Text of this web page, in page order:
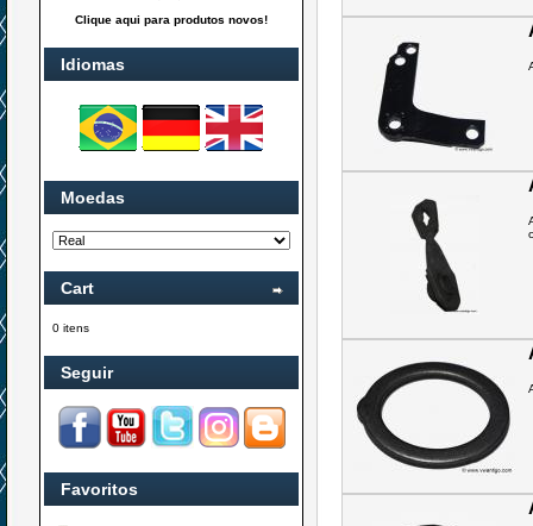
Clique aqui para produtos novos!
Idiomas
Moedas
Cart
0 itens
Seguir
Favoritos